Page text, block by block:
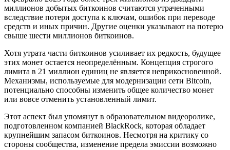
миллионов добытых биткоинов считаются утраченными
вследствие потери доступа к ключам, ошибок при переводе
средств и иных причин. Другие оценки указывают на потерю
свыше шести миллионов биткоинов.
Хотя утрата части биткоинов усиливает их редкость, будущее
этих монет остается неопределённым. Концепция строгого
лимита в 21 миллион единиц не является неприкосновенной.
Механизмы, используемые для модернизации сети Bitcoin,
потенциально способны изменить общее количество монет
или вовсе отменить установленный лимит.
Этот аспект был упомянут в образовательном видеоролике,
подготовленном компанией BlackRock, которая обладает
крупнейшим запасом биткоинов. Несмотря на критику со
стороны сообщества, изменение предела эмиссии возможно